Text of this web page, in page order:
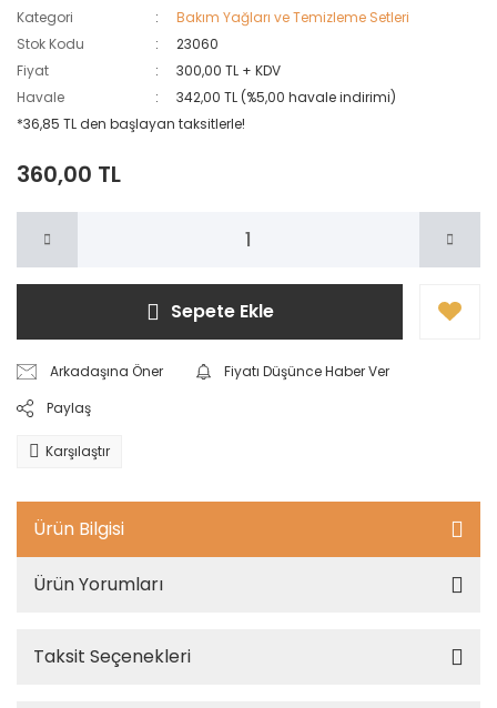
Kategori
Bakım Yağları ve Temizleme Setleri
Stok Kodu
23060
Fiyat
300,00 TL + KDV
Havale
342,00 TL (%5,00 havale indirimi)
*36,85 TL den başlayan taksitlerle!
360,00 TL
Sepete Ekle
Arkadaşına Öner
Fiyatı Düşünce Haber Ver
Paylaş
Karşılaştır
Ürün Bilgisi
Ürün Yorumları
Taksit Seçenekleri